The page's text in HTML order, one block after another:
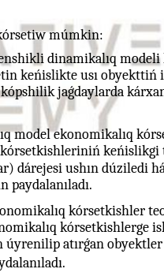
múmkin:
dinamikalıq
keńislikte usı obyekttiń
kópshilik jaǵdaylarda
model ekonomikalıq
dárejesi ushın dúziledi
kórsetkishler
kórsetkishlerge
úyrenilip atırǵan